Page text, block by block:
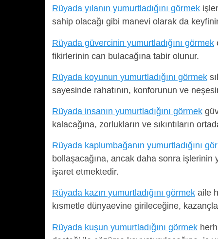
Rüyada yılanın yumurtladığını görmek
sahip olacağı gibi manevi olarak da
Rüyada güvercinin yumurtladığını görmek
fikirlerinin can bulacağına tabir olunur.
Rüyada koyunun yumurtladığını görmek
sayesinde rahatının, konforunun ve
Rüyada insanın yumurtladığını görmek
kalacağına, zorlukların ve sıkıntıların
Rüyada kaplumbağanın yumurtladığını
bollaşacağına, ancak daha sonra
işaret etmektedir.
Rüyada kazın yumurtladığını görmek aile
kısmetle dünyaevine girileceğine,
Rüyada kuşun yumurtladığını görmek